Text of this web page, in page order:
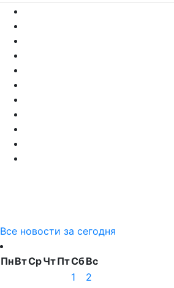
Все новости за сегодня
ПнВтСрЧтПтСбВс
1
2